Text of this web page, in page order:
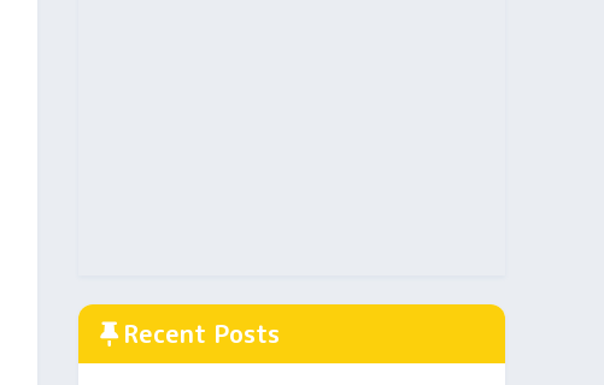
Recent Posts